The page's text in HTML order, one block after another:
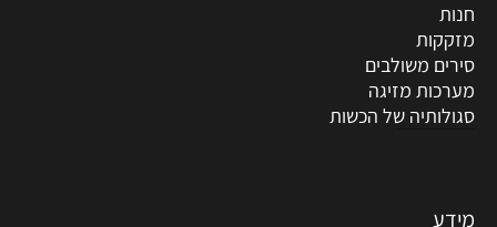
חנות
מזקקות
סירים משולבים
מערכות מזיגה
סגולותיה של הכשות
מידע